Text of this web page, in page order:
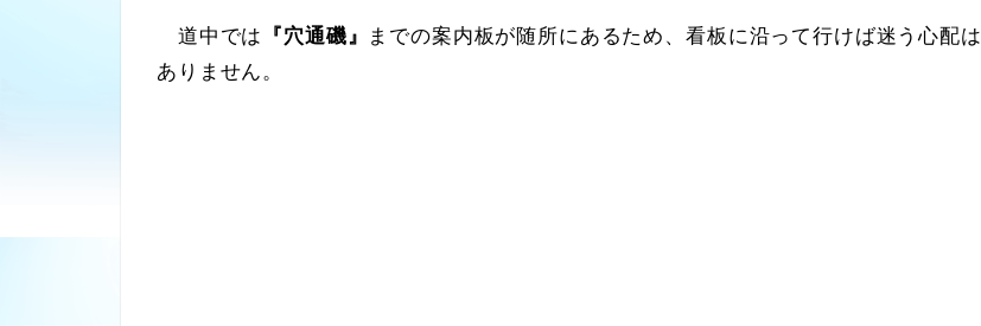
道中では 『穴通磯』
までの案内板が随所にあるため、看板に沿って行けば迷う心配は
ありません。